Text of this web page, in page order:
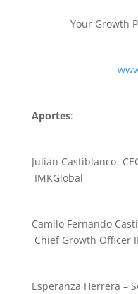
Your Growth
Aportes:
Julián Castiblanco -
IMKGlobal
Camilo Fernando
Chief Growth
Esperanza Herrera –